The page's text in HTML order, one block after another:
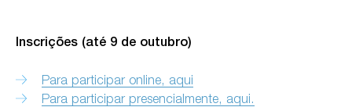
Inscrições (até 9 de outubro)
Para participar online, aqui
Para participar presencialmente, aqui.